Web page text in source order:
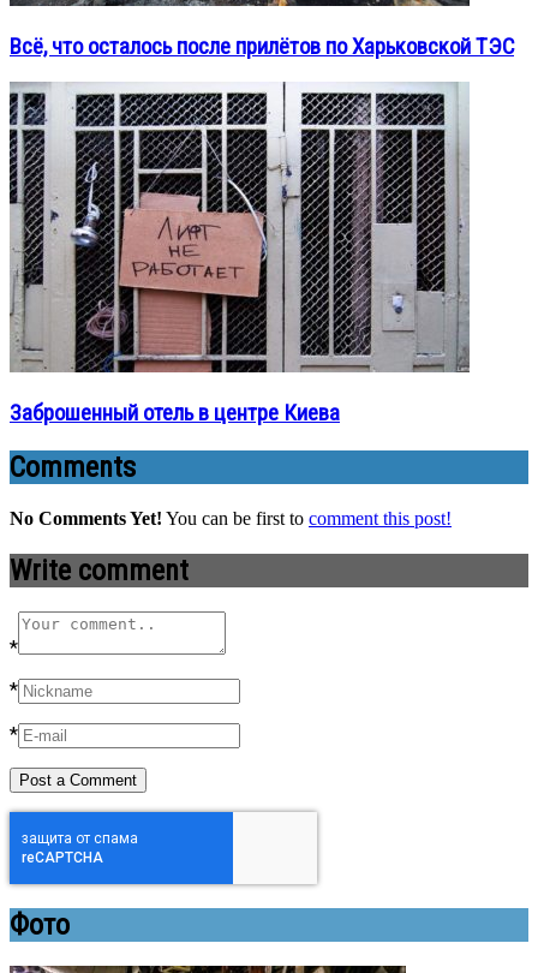
Всё, что осталось после прилётов по Харьковской ТЭС
Заброшенный отель в центре Киева
Comments
No Comments Yet! You can be first to comment this post!
Write comment
*
*
*
Фото